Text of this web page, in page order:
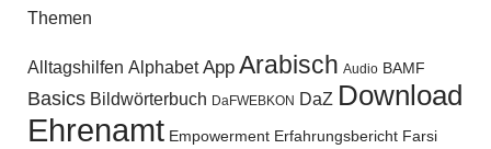
Themen
Alltagshilfen Alphabet App Arabisch Audio BAMF
Basics Bildwörterbuch DaFWEBKON DaZ Download
Ehrenamt Empowerment Erfahrungsbericht Farsi